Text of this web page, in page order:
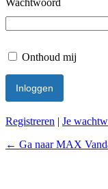
Wachtwoord
Onthoud mij
Registreren | Je
← Ga naar MAX